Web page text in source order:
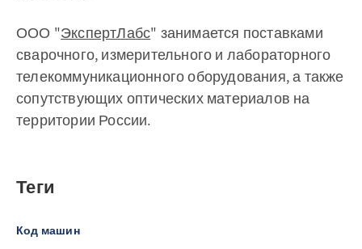
ООО "ЭкспертЛабс" занимается поставками
сварочного, измерительного и лабораторного
телекоммуникационного оборудования, а также
сопутствующих оптических материалов на
территории России.
Теги
Код машин